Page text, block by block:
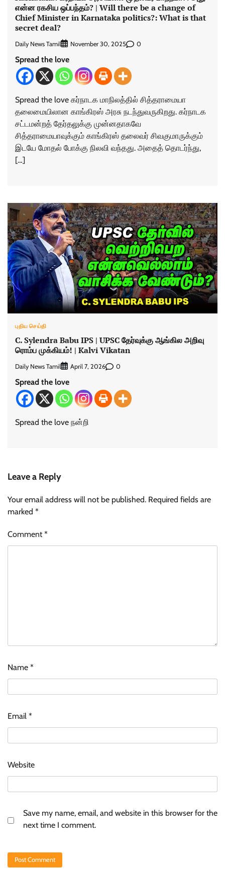
என்ன ரகசிய ஒப்பந்தம்? | Will there be a change of
Chief Minister in Karnataka politics?: What is that
secret deal?
Daily News Tamil November 30, 2025 0
Spread the love
Spread the love கர்நாடக மாநிலத்தில் சித்தராமையா
தலைமையிலான காங்கிரஸ் அரசு நடந்துவருகிறது. கர்நாடக
சட்டமன்றத் தேர்தலுக்கு முன்னதாகவே
சித்தராமையாவுக்கும் காங்கிரஸ் தலைவர் சிவகுமாருக்கும்
இடயே மோதல் போக்கு நிலவி வந்தது. அதைத் தொடர்ந்து,
[…]
புதிய செய்தி
C. Sylendra Babu IPS | UPSC தேர்வுக்கு ஆங்கில அறிவு
ரொம்ப முக்கியம்! | Kalvi Vikatan
Daily News Tamil April 7, 2026 0
Spread the love
Spread the love நன்றி
Leave a Reply
Your email address will not be published. Required fields are
marked *
Comment*
Name *
Email *
Website
Save my name, email, and website in this browser for the
next time I comment.